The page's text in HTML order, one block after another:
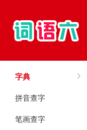
字典
拼音查字
笔画查字